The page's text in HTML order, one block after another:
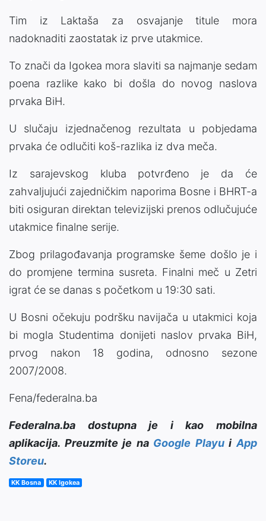
Tim iz Laktaša za osvajanje titule mora
nadoknaditi zaostatak iz prve utakmice.
To znači da Igokea mora slaviti sa najmanje sedam
poena razlike kako bi došla do novog naslova
prvaka BiH.
U slučaju izjednačenog rezultata u pobjedama
prvaka će odlučiti koš-razlika iz dva meča.
Iz sarajevskog kluba potvrđeno je da će
zahvaljujući zajedničkim naporima Bosne i BHRT-a
biti osiguran direktan televizijski prenos odlučujuće
utakmice finalne serije.
Zbog prilagođavanja programske šeme došlo je i
do promjene termina susreta. Finalni meč u Zetri
igrat će se danas s početkom u 19:30 sati.
U Bosni očekuju podršku navijača u utakmici koja
bi mogla Studentima donijeti naslov prvaka BiH,
prvog nakon 18 godina, odnosno sezone
2007/2008.
Fena/federalna.ba
Federalna.ba dostupna je i kao mobilna
aplikacija. Preuzmite je na Google PlayuiApp
Storeu.
KK Bosna KK Igokea